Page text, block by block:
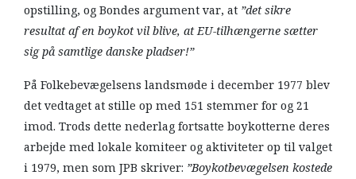
opstilling, og Bondes argument var, at ”det sikre
resultat af en boykot vil blive, at EU-tilhængerne sætter
sig på samtlige danske pladser!”
På Folkebevægelsens landsmøde i december 1977 blev
det vedtaget at stille op med 151 stemmer for og 21
imod. Trods dette nederlag fortsatte boykotterne deres
arbejde med lokale komiteer og aktiviteter op til valget
i 1979, men som JPB skriver: ”Boykotbevægelsen kostede